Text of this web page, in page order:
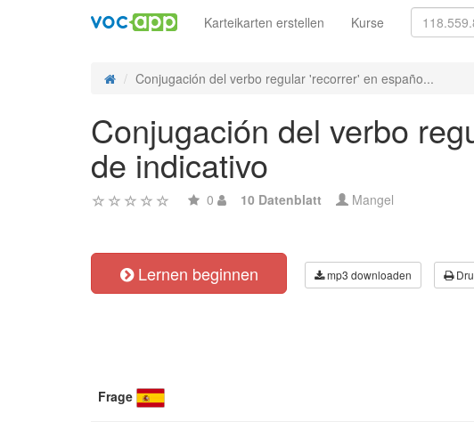
Karteikarten erstellen Kurse
Conjugación del verbo regular 'recorrer' en españo...
Conjugación del verbo
de indicativo
0 10 Datenblatt Mangel
Lernen beginnen mp3 downloaden
Frage